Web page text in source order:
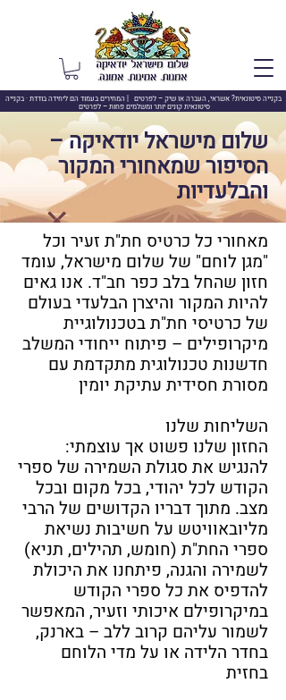
בקנייה סיטונאית? אשראי, העברה או שיק –לפרטים | המחירים בעמוד הם ליחידה בודדת · בקנייה
סיטונאית קונים יותר ומשלמים פחות – לפרטים
שלום מישראל יודאיקה –
הסיפור שמאחורי המקור
והבלעדיות
מאחורי כל כרטיס חת"ת זעיר וכל
"מגן לוחם" של שלום מישראל, עומד
חזון שהחל בלב כפר חב"ד. אנו גאים
להיות המקור והיצרן הבלעדי בעולם
של כרטיסי חת"ת בטכנולוגיית
מיקרופילים – פיתוח ייחודי המשלב
חדשנות טכנולוגית מתקדמת עם
מסורת חסידית עתיקת יומין
השליחות שלנו
החזון שלנו פשוט אך עוצמתי:
להנגיש את סגולת השמירה של ספרי
הקודש לכל יהודי, בכל מקום ובכל
מצב. מתוך דבריו הקדושים של הרבי
מליובאוויטש על חשיבות נשיאת
ספרי החת"ת (חומש, תהילים, תניא)
לשמירה והגנה, פיתחנו את היכולת
להדפיס את כל ספרי הקודש
במיקרופילם איכותי וזעיר, המאפשר
לשמור עליהם קרוב ללב – בארנק,
בחדר הלידה או על מדי הלוחם
בחזית